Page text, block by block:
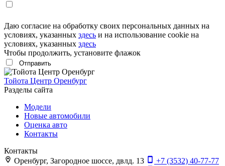
Даю согласие на обработку своих персональных данных на
условиях, указанных здесь и на использование cookie на
условиях, указанных здесь
Чтобы продолжить, установите флажок
Тойота Центр Оренбург
Разделы сайта
Модели
Новые автомобили
Оценка авто
Контакты
Контакты
Оренбург, Загородное шоссе, двлд. 13
+7 (3532) 40-77-77